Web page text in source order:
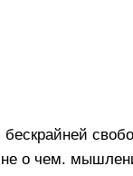
не о чем.